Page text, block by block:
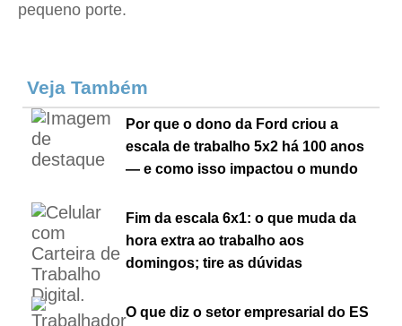
pequeno porte.
Veja Também
Por que o dono da Ford criou a
escala de trabalho 5x2 há 100 anos
— e como isso impactou o mundo
Fim da escala 6x1: o que muda da
hora extra ao trabalho aos
domingos; tire as dúvidas
O que diz o setor empresarial do ES